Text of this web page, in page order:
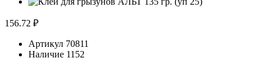
156.72 ₽
Артикул 70811
Наличие 1152